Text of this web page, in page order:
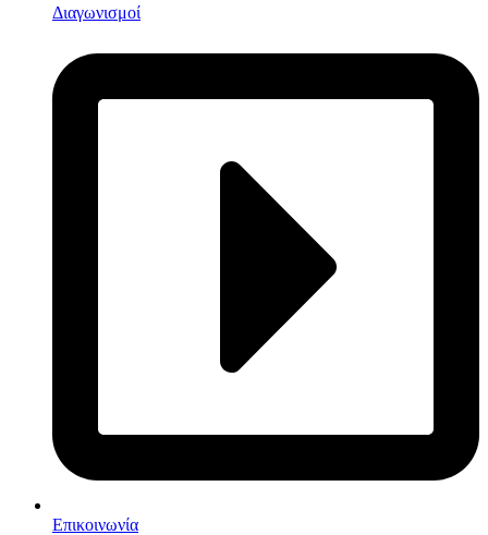
Διαγωνισμοί
Επικοινωνία